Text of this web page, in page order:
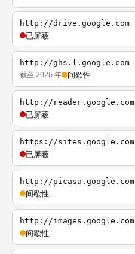
http://drive.google.com
已屏蔽
http://ghs.l.google.com
截至 2026 年 间歇性
http://reader.google.com
已屏蔽
https://sites.google.com
已屏蔽
http://picasa.google.com
间歇性
http://images.google.com
间歇性